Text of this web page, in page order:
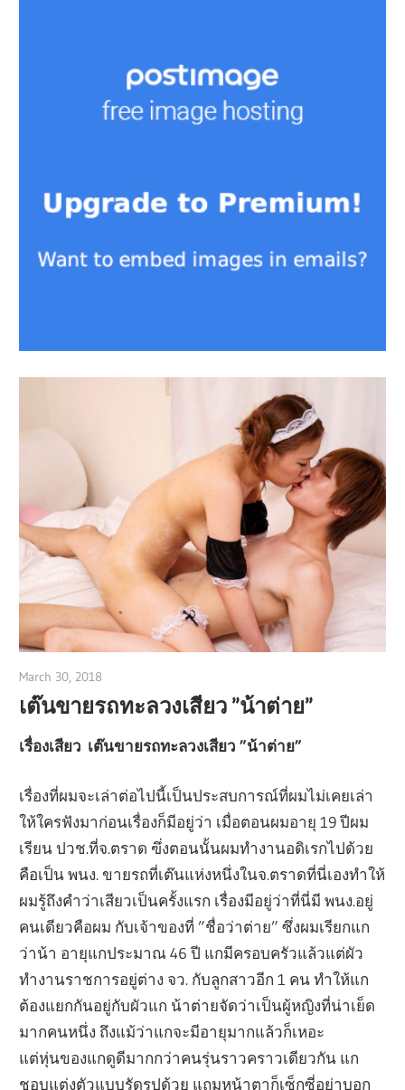
March 30, 2018
เต๊นขายรถทะลวงเสียว ”น้าต่าย”
เรื่องเสียว เต๊นขายรถทะลวงเสียว ”น้าต่าย”
เรื่องที่ผมจะเล่าต่อไปนี้เป็นประสบการณ์ที่ผมไม่เคยเล่า
ให้ใครฟังมาก่อนเรื่องก็มีอยู่ว่า เมื่อตอนผมอายุ 19 ปีผม
เรียน ปวช.ที่จ.ตราด ฃึ่งตอนนั้นผมทำงานอดิเรกไปด้วย
คือเป็น พนง. ขายรถที่เต๊นแห่งหนึ่งในจ.ตราดที่นี่เองทำให้
ผมรู้ถึงคำว่าเสียวเป็นครั้งแรก เรื่องมีอยู่ว่าที่นี่มี พนง.อยู่
คนเดียวคือผม กับเจ้าของที่ ”ชื่อว่าต่าย” ซึ่งผมเรียกแก
ว่าน้า อายุแกประมาณ 46 ปี แกมีครอบครัวแล้วแต่ผัว
ทำงานราชการอยู่ต่าง จว. กับลูกสาวอีก 1 คน ทำให้แก
ต้องแยกกันอยู่กับผัวแก น้าต่ายจัดว่าเป็นผู้หญิงที่น่าเย็ด
มากคนหนึ่ง ถึงแม้ว่าแกจะมีอายุมากแล้วก็เหอะ
แต่หุ่นของแกดูดีมากกว่าคนรุ่นราวคราวเดียวกัน แก
ชอบแต่งตัวแบบรัดรูปด้วย แถมหน้าตาก็เซ็กซี่อย่าบอก